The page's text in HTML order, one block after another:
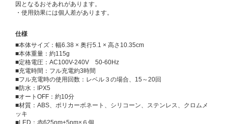
因となるおそあれがあります。
・使用効果には個人差があります。
仕様
■本体サイズ：幅6.38 × 奥行5.1 × 高さ10.35cm
■本体重量：約115g
■定格電圧：AC100V-240V 50-60Hz
■充電時間：フル充電約3時間
■フル充電時の使用回数：レベル３の場合、15～20回
■防水：IPX5
■オートOFF：約10分
■材質：ABS、ポリカーボネート、シリコーン、ステンレス、クロムメ
ッキ
■LED：赤625nm±5nm×６個